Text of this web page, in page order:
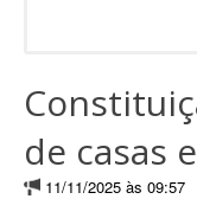
de casas
11/11/2025 às 09:57